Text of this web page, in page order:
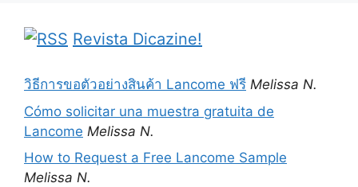
Revista Dicazine!
วิธีการขอตัวอย่างสินค้า Lancome ฟรี Melissa N.
Cómo solicitar una muestra gratuita de
Lancome Melissa N.
How to Request a Free Lancome Sample
Melissa N.